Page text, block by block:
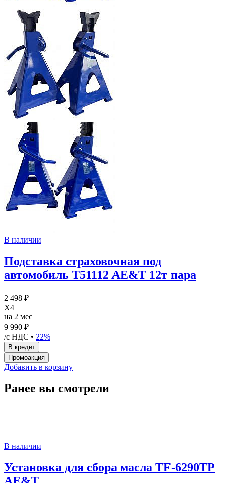
В наличии
Подставка страховочная под
автомобиль T51112 AE&T 12т пара
2 498 ₽
X4
на 2 мес
9 990 ₽
/с НДС • 22%
Добавить в корзину
Ранее вы смотрели
В наличии
Установка для сбора масла TF-6290TP